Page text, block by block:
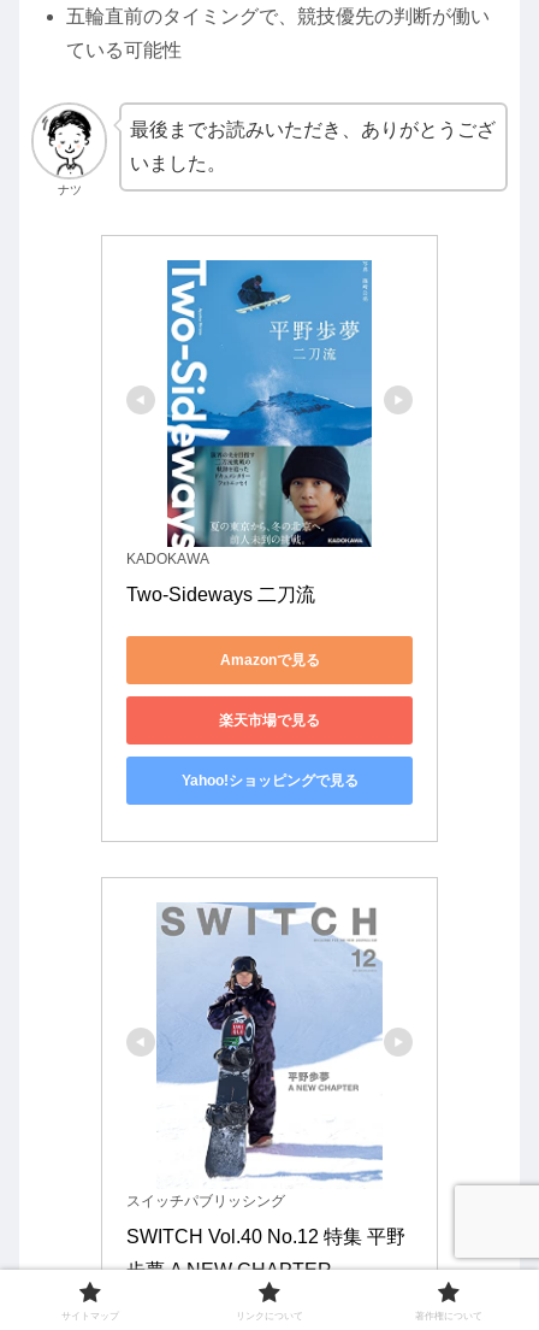
五輪直前のタイミングで、競技優先の判断が働い
ている可能性
ナツ
最後までお読みいただき、ありがとうござ
いました。
KADOKAWA
Two-Sideways 二刀流
Amazonで見る
楽天市場で見る
Yahoo!ショッピングで見る
スイッチパブリッシング
SWITCH Vol.40 No.12 特集 平野
歩夢 A NEW CHAPTER
サイトマップ リンクについて 著作権について